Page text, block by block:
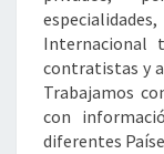
Internacional
contratistas y
Trabajamos
con
diferentes